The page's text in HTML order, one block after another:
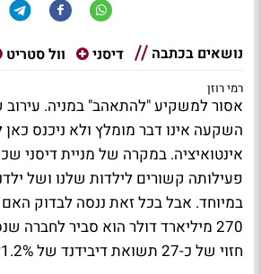
נושאים בכתבה דיסני וול סטריט
רמי רוזן
אסור למשקיע "להתאהב" במניה.
השקעה אינו דבר מומלץ ולא ניכנס כאן
אינטואיציה. במקרה של מניית דיסני
פעילותה קשורים לילדות שלנו ושל
במיוחד. אבל בכל זאת ננסה לבדוק
270 מיליארד דולר הוא סביר לחברה
חזוי של כ-27 תשואת דיבידנד של 1.2%?